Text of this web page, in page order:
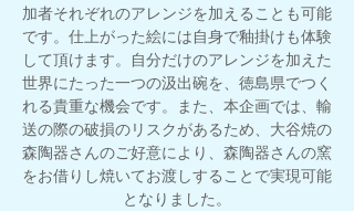
加者それぞれのアレンジを加えることも可能
です。仕上がった絵には自身で釉掛けも体験
して頂けます。自分だけのアレンジを加えた
世界にたった一つの汲出碗を、徳島県でつく
れる貴重な機会です。また、本企画では、輸
送の際の破損のリスクがあるため、大谷焼の
森陶器さんのご好意により、森陶器さんの窯
をお借りし焼いてお渡しすることで実現可能
となりました。